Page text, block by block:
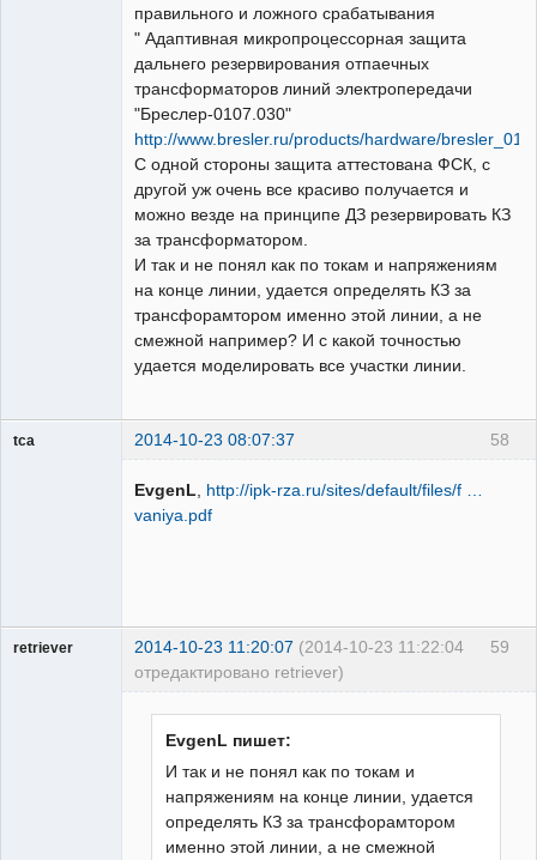
правильного и ложного срабатывания
" Адаптивная микропроцессорная защита
дальнего резервирования отпаечных
трансформаторов линий электропередачи
"Бреслер-0107.030"
http://www.bresler.ru/products/hardware/
С одной стороны защита аттестована ФСК, с
другой уж очень все красиво получается и
можно везде на принципе ДЗ резервировать КЗ
за трансформатором.
И так и не понял как по токам и напряжениям
на конце линии, удается определять КЗ за
трансфорамтором именно этой линии, а не
смежной например? И с какой точностью
удается моделировать все участки линии.
58
tca 2014-10-23 08:07:37
EvgenL
http://ipk-rza.ru/sites/default/files/f …
vaniya.pdf
59
retriever 2014-10-23 11:20:07 (2014-10-23 11:22:04
отредактировано retriever)
EvgenL пишет:
И так и не понял как по токам и
напряжениям на конце линии, удается
определять КЗ за трансфорамтором
именно этой линии, а не смежной